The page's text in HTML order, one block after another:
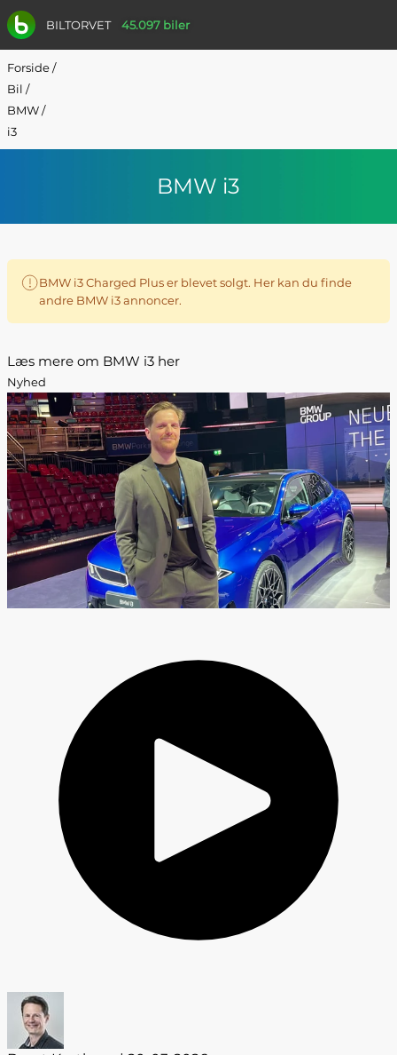
BILTORVET 45.097 biler
Forside/
Bil /
BMW/
i3
BMW i3
BMW i3 Charged Plus er blevet solgt. Her kan du finde
andre BMW i3 annoncer.
Læs mere om BMW i3 her
Nyhed